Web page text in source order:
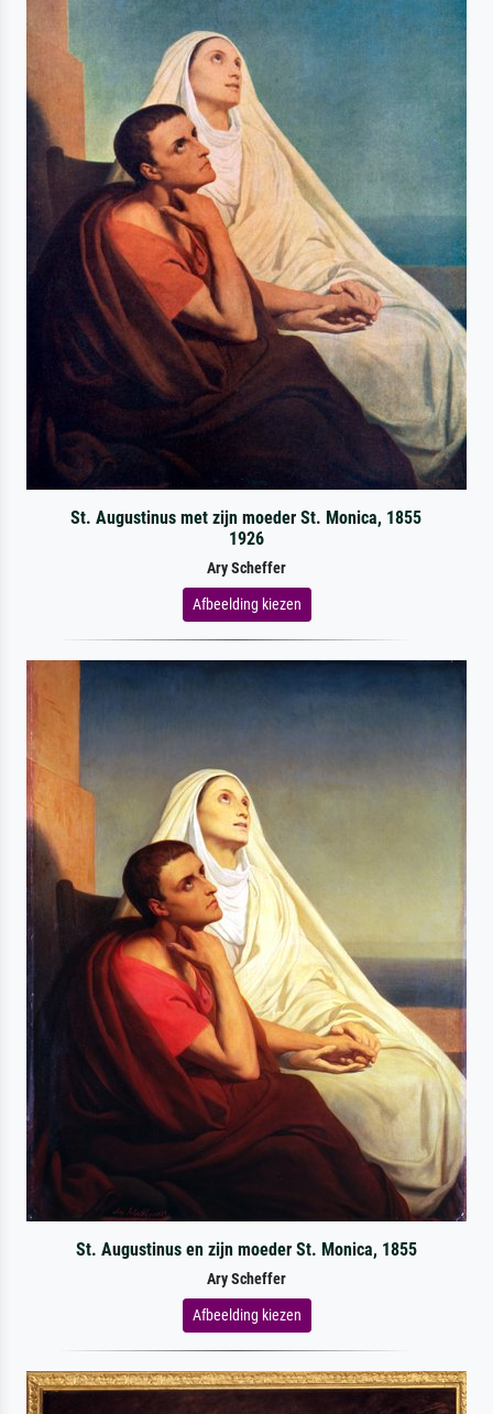
St. Augustinus met zijn moeder St. Monica, 1855
1926
Ary Scheffer
Afbeelding kiezen
St. Augustinus en zijn moeder St. Monica, 1855
Ary Scheffer
Afbeelding kiezen